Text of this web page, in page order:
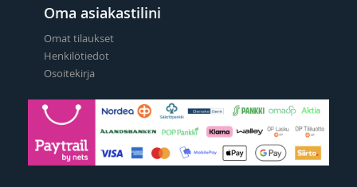
Oma asiakastilini
Omat tilaukset
Henkilötiedot
Osoitekirja